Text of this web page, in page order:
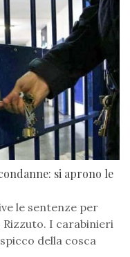
si aprono le
le sentenze per
Rizzuto. I carabinieri
della cosca